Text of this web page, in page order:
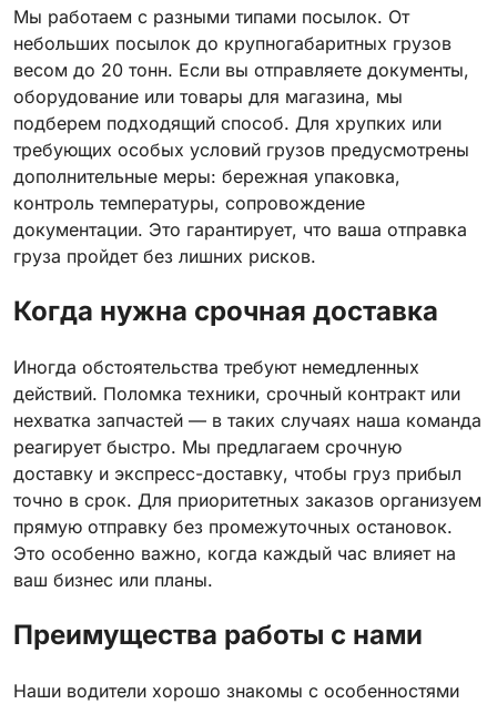
Мы работаем с разными типами посылок. От
небольших посылок до крупногабаритных грузов
весом до 20 тонн. Если вы отправляете документы,
оборудование или товары для магазина, мы
подберем подходящий способ. Для хрупких или
требующих особых условий грузов предусмотрены
дополнительные меры: бережная упаковка,
контроль температуры, сопровождение
документации. Это гарантирует, что ваша отправка
груза пройдет без лишних рисков.
Когда нужна срочная доставка
Иногда обстоятельства требуют немедленных
действий. Поломка техники, срочный контракт или
нехватка запчастей — в таких случаях наша команда
реагирует быстро. Мы предлагаем срочную
доставку и экспресс-доставку, чтобы груз прибыл
точно в срок. Для приоритетных заказов организуем
прямую отправку без промежуточных остановок.
Это особенно важно, когда каждый час влияет на
ваш бизнес или планы.
Преимущества работы с нами
Наши водители хорошо знакомы с особенностями